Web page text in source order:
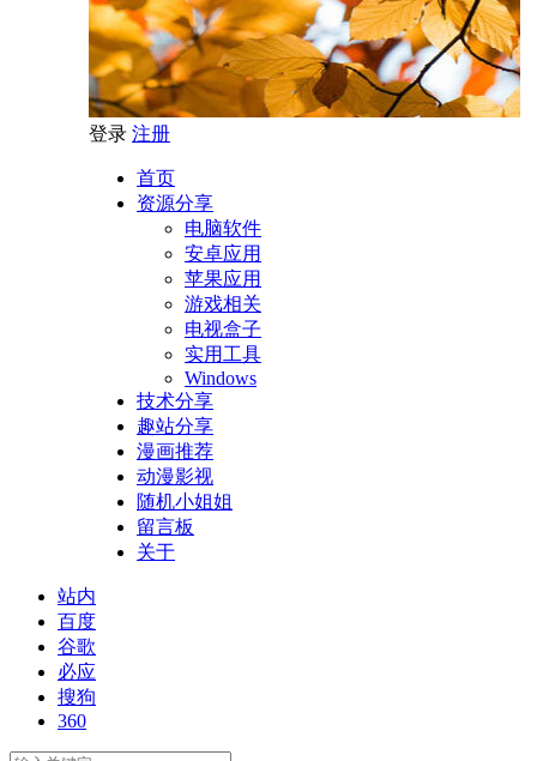
登录 注册
首页
资源分享
电脑软件
安卓应用
苹果应用
游戏相关
电视盒子
实用工具
Windows
技术分享
趣站分享
漫画推荐
动漫影视
随机小姐姐
留言板
关于
站内
百度
谷歌
必应
搜狗
360